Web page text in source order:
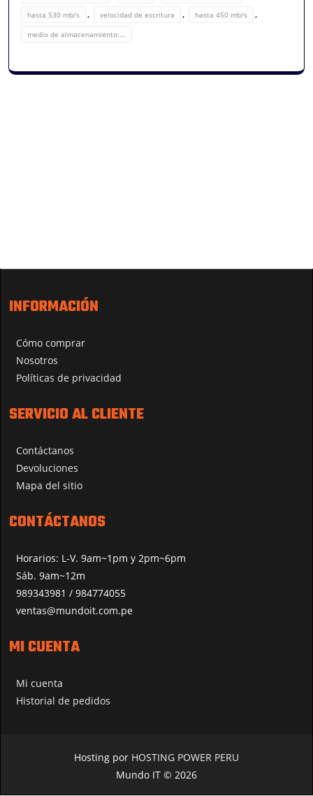
hasta 530 mb/s , velocidad de escritura , hasta 450 mb/s ,
medio de almacenamiento:...
INFORMACIÓN
Cómo comprar
Nosotros
Políticas de privacidad
SERVICIO AL CLIENTE
Contáctanos
Devoluciones
Mapa del sitio
CONTÁCTANOS
Horarios: L-V. 9am~1pm y 2pm~6pm
Sáb. 9am~12m
989343981 / 984774055
ventas@mundoit.com.pe
MI CUENTA
Mi cuenta
Historial de pedidos
Hosting por HOSTING POWER PERU
Mundo IT © 2026